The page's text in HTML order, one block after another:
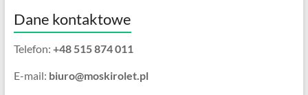
Dane kontaktowe
Telefon: +48 515 874 011
E-mail: biuro@moskirolet.pl